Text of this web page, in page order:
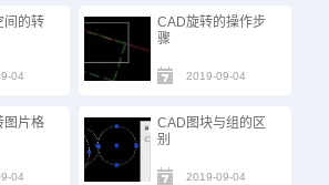
间的转
04
CAD旋转的操作步
骤
2019-09-04
图片格
04
CAD图块与组的区
别
2019-09-04